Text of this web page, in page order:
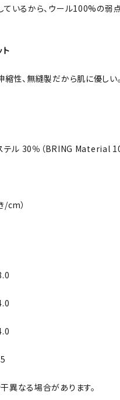
ているから、ウール100%の弱
性、無縫製だから肌に優しい
テル 30％（BRING Material
/cm）
異なる場合があります。